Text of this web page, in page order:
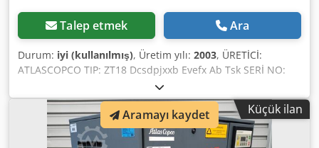
Talep etmek Ara
Durum: iyi (kullanılmış), Üretim yılı: 2003, ÜRETİCİ:
ATLASCOPCO TIP: ZT18 Dcsdpjxxb Evefx Ab Tsk SERİ NO:
AII702327 YIL: 2003 GÜÇ (kW): 18,5 DEBİ (m3/dak): 2,51
BASINÇ (bar): 8,6
Küçük ilan
Aramayı kaydet